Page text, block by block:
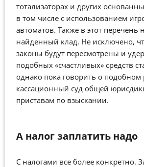
тотализаторах и других
в том числе с использованием
автоматов. Также в этот перечень
найденный клад. Не исключено,
законы будут пересмотрены и
подобных «счастливых» средств
однако пока говорить о подобном
кассационный суд общей
приставам по взыскании.
А налог заплатить надо
С налогами все более конкретно.